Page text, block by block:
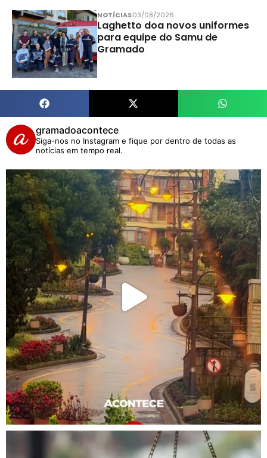
NOTÍCIAS03/08/2026
Laghetto doa novos uniformes
para equipe do Samu de
Gramado
gramadoacontece
Siga-nos no Instagram e fique por dentro de todas as
notícias em tempo real.